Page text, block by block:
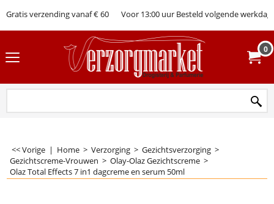
Gratis verzending vanaf € 60 Voor 13:00 uur Besteld volgende werkdag
0
<< Vorige | Home > Verzorging > Gezichtsverzorging >
Gezichtscreme-Vrouwen > Olay-Olaz Gezichtscreme >
Olaz Total Effects 7 in1 dagcreme en serum 50ml